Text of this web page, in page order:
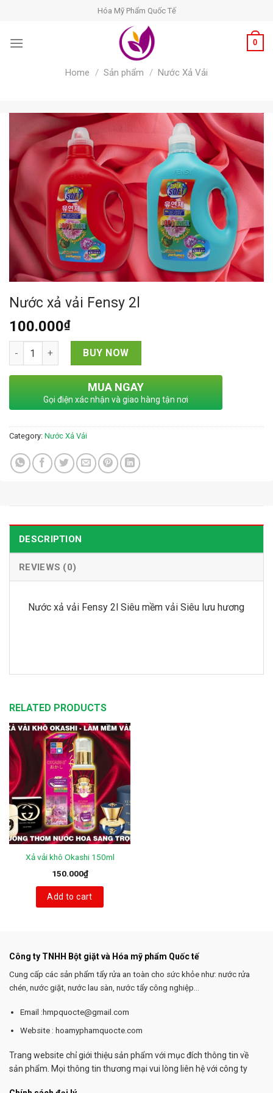
content
Hóa Mỹ Phẩm Quốc Tế
0
Home / Sản phẩm / Nước Xả Vải
Nước xả vải Fensy 2l
100.000₫
Nước xả vải Fensy 2l quantity
BUY NOW
MUA NGAY
Gọi điện xác nhận và giao hàng tận nơi
Category: Nước Xả Vải
DESCRIPTION
REVIEWS (0)
Nước xả vải Fensy 2l Siêu mềm vải Siêu lưu hương
RELATED PRODUCTS
Xả vải khô Okashi 150ml
150.000₫
Add to cart
Công ty TNHH Bột giặt và Hóa mỹ phẩm Quốc tế
Cung cấp các sản phẩm tẩy rửa an toàn cho sức khỏe như: nước rửa
chén, nước giặt, nước lau sàn, nước tẩy công nghiệp...
Email :hmpquocte@gmail.com
Website : hoamyphamquocte.com
Trang website chỉ giới thiệu sản phẩm với mục đích thông tin về
sản phẩm. Mọi thông tin thương mại vui lòng liên hệ với công ty